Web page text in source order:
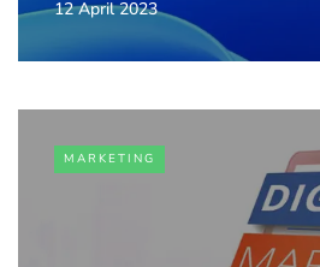
12 April 2023
MARKETING